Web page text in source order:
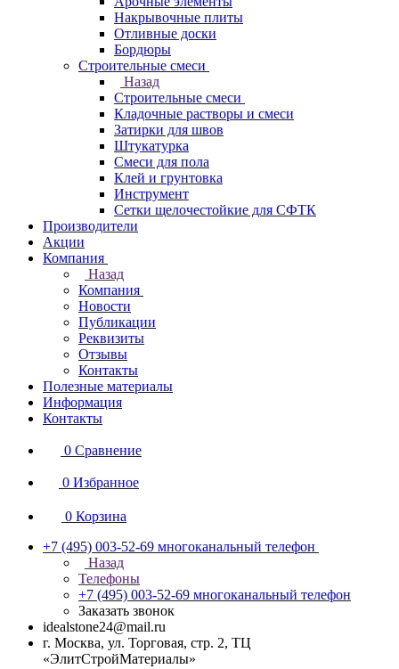
Накрывочные плиты
Отливные доски
Бордюры
Строительные смеси
Назад
Строительные смеси
Кладочные растворы и смеси
Затирки для швов
Штукатурка
Смеси для пола
Клей и грунтовка
Инструмент
Сетки щелочестойкие для СФТК
Производители
Акции
Компания
Назад
Компания
Новости
Публикации
Реквизиты
Отзывы
Контакты
Полезные материалы
Информация
Контакты
0 Сравнение
0 Избранное
0 Корзина
+7 (495) 003-52-69 многоканальный телефон
Назад
Телефоны
+7 (495) 003-52-69 многоканальный телефон
Заказать звонок
idealstone24@mail.ru
г. Москва, ул. Торговая, стр. 2, ТЦ
«ЭлитСтройМатериалы»